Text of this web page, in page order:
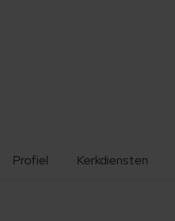
Profiel Kerkdiensten